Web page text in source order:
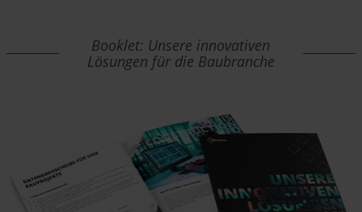
Booklet: Unsere innovativen
Lösungen für die Baubranche